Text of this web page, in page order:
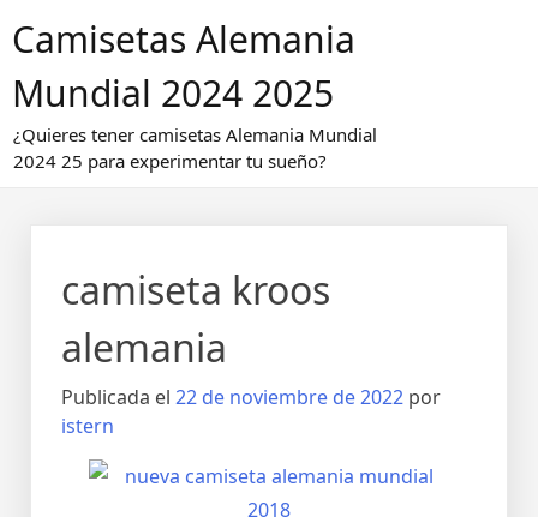
alCamisetas Alemania
Mundial 2024 2025
¿Quieres tener camisetas Alemania Mundial
2024 25 para experimentar tu sueño?
camiseta kroos
alemania
Publicada el 22 de noviembre de 2022 por
istern